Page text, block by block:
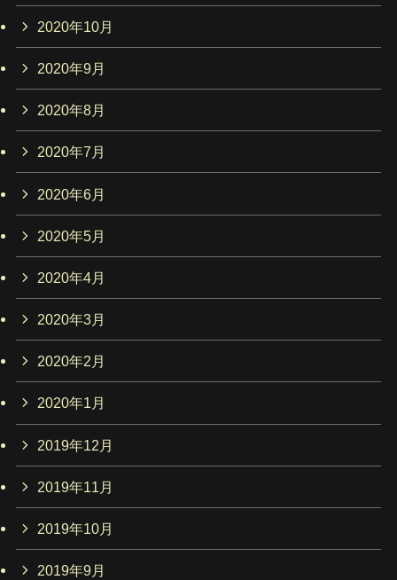
2020年10月
2020年9月
2020年8月
2020年7月
2020年6月
2020年5月
2020年4月
2020年3月
2020年2月
2020年1月
2019年12月
2019年11月
2019年10月
2019年9月